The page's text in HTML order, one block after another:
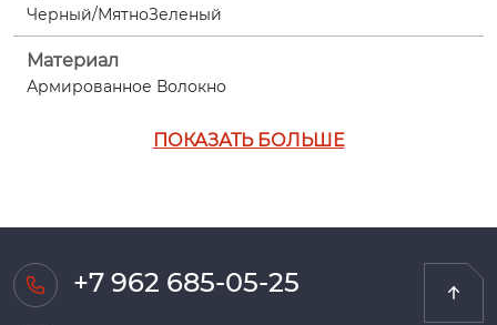
Черный/МятноЗеленый
Материал
Армированное Волокно
ПОКАЗАТЬ БОЛЬШЕ
+7 962 685-05-25